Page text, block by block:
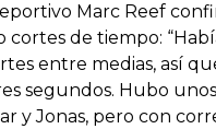
Marc Reef
cortes de tiempo:
entre medias, así
segundos. Hubo
y Jonas, pero con